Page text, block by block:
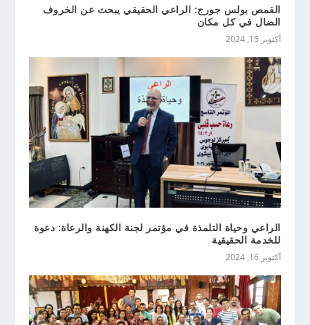
القمص بولس جورج: الراعي الحقيقي يبحث عن الخروف
الضال في كل مكان
أكتوبر 15, 2024
الراعي وحياة التلمذة في مؤتمر لجنة الكهنة والرعاة: دعوة
للخدمة الحقيقية
أكتوبر 16, 2024